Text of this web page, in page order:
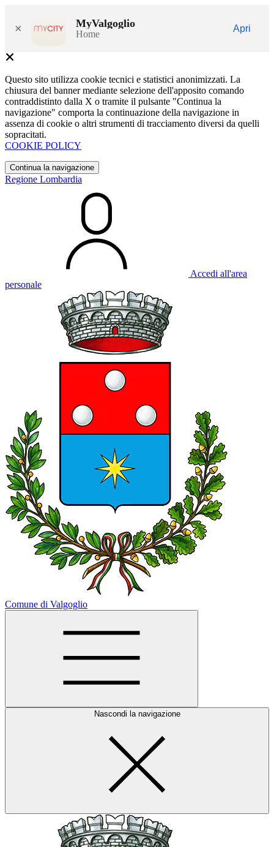
× MyValgoglio
Home
Apri
Questo sito utilizza cookie tecnici e statistici anonimizzati. La
chiusura del banner mediante selezione dell'apposito comando
contraddistinto dalla X o tramite il pulsante "Continua la
navigazione" comporta la continuazione della navigazione in
assenza di cookie o altri strumenti di tracciamento diversi da quelli
sopracitati.
COOKIE POLICY
Continua la navigazione
Regione Lombardia
Accedi all'area
personale
Comune di Valgoglio
Nascondi la navigazione